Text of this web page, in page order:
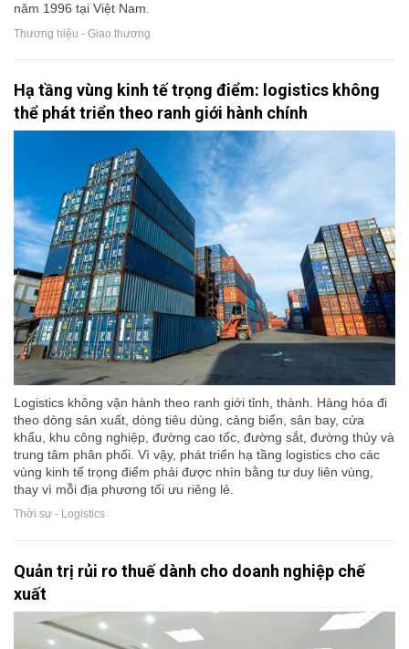
năm 1996 tại Việt Nam.
Thương hiệu - Giao thương
Hạ tầng vùng kinh tế trọng điểm: logistics không
thể phát triển theo ranh giới hành chính
Logistics không vận hành theo ranh giới tỉnh, thành. Hàng hóa đi
theo dòng sản xuất, dòng tiêu dùng, cảng biển, sân bay, cửa
khẩu, khu công nghiệp, đường cao tốc, đường sắt, đường thủy và
trung tâm phân phối. Vì vậy, phát triển hạ tầng logistics cho các
vùng kinh tế trọng điểm phải được nhìn bằng tư duy liên vùng,
thay vì mỗi địa phương tối ưu riêng lẻ.
Thời sự - Logistics
Quản trị rủi ro thuế dành cho doanh nghiệp chế
xuất